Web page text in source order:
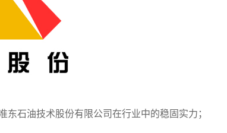
石油技术股份有限公司在行业中的稳固实力；